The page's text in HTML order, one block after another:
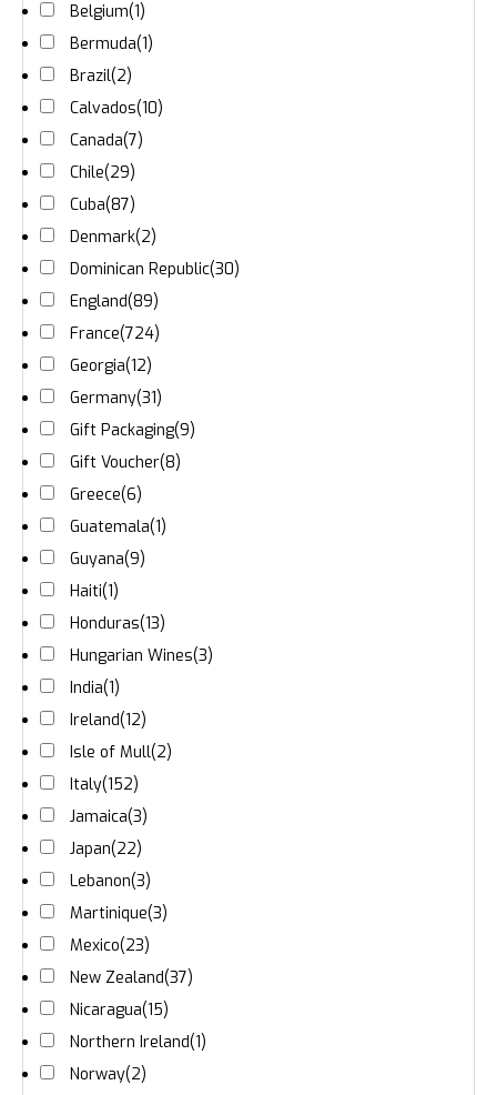
Belgium(1)
Bermuda(1)
Brazil(2)
Calvados(10)
Canada(7)
Chile(29)
Cuba(87)
Denmark(2)
Dominican Republic(30)
England(89)
France(724)
Georgia(12)
Germany(31)
Gift Packaging(9)
Gift Voucher(8)
Greece(6)
Guatemala(1)
Guyana(9)
Haiti(1)
Honduras(13)
Hungarian Wines(3)
India(1)
Ireland(12)
Isle of Mull(2)
Italy(152)
Jamaica(3)
Japan(22)
Lebanon(3)
Martinique(3)
Mexico(23)
New Zealand(37)
Nicaragua(15)
Northern Ireland(1)
Norway(2)